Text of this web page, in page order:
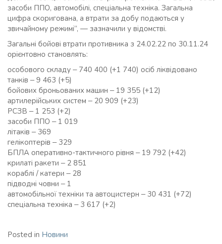
засоби ППО, автомобілі, спеціальна техніка. Загальна
цифра скоригована, а втрати за добу подаються у
звичайному режимі”, — зазначили у відомстві.
Загальні бойові втрати противника з 24.02.22 по 30.11.24
орієнтовно становлять:
особового складу ‒ 740 400 (+1 740) осіб ліквідовано
танків ‒ 9 463 (+5)
бойових броньованих машин ‒ 19 355 (+12)
артилерійських систем ‒ 20 909 (+23)
РСЗВ ‒ 1 253 (+2)
засоби ППО ‒ 1 019
літаків ‒ 369
гелікоптерів ‒ 329
БПЛА оперативно-тактичного рівня ‒ 19 792 (+42)
крилаті ракети ‒ 2 851
кораблі / катери ‒ 28
підводні човни ‒ 1
автомобільної техніки та автоцистерн ‒ 30 431 (+72)
спеціальна техніка ‒ 3 617 (+2)
Posted in Новини